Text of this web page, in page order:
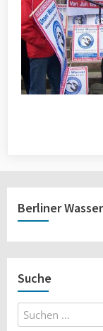
Berliner
Suche
Suchen
nach: